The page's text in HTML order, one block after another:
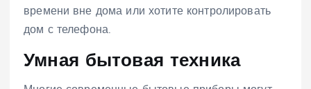
времени вне дома или хотите контролировать
дом с телефона.
Умная бытовая техника